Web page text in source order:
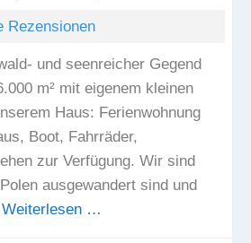
Rezensionen
und seenreicher Gegend
m² mit eigenem kleinen
Haus: Ferienwohnung
Boot, Fahrräder,
zur Verfügung. Wir sind
ausgewandert sind und
Weiterlesen …